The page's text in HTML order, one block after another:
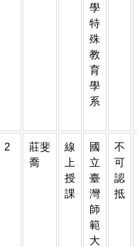
學
特
殊
教
育
學
系
2
莊斐
喬
線
上
授
課
國
立
臺
灣
師
範
大
不
可
認
抵